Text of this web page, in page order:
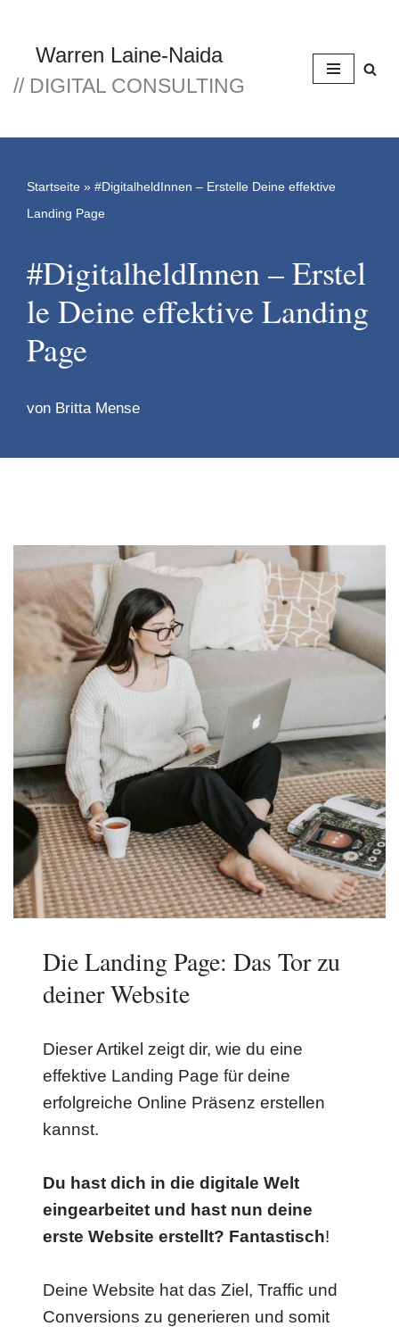
Zum
Inhalt
Warren Laine-Naida
// DIGITAL CONSULTING
Startseite » #DigitalheldInnen – Erstelle Deine effektive
Landing Page
#DigitalheldInnen – Erstel
le Deine effektive Landing
Page
von Britta Mense
Die Landing Page: Das Tor zu
deiner Website
Dieser Artikel zeigt dir, wie du eine
effektive Landing Page für deine
erfolgreiche Online Präsenz erstellen
kannst.
Du hast dich in die digitale Welt
eingearbeitet und hast nun deine
erste Website erstellt? Fantastisch!
Deine Website hat das Ziel, Traffic und
Conversions zu generieren und somit